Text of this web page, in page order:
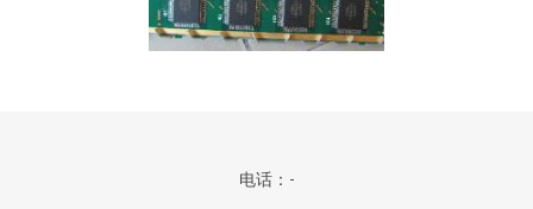
电话：-